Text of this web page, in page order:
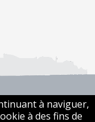
à naviguer,
à des fins de